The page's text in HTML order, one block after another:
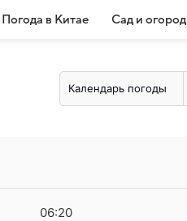
Погода в Китае Сад и огород
Календарь погоды
06:20